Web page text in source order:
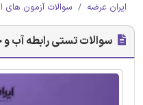
ایران عرضه سوالات آزمون های
سوالات تستی رابطه آب و